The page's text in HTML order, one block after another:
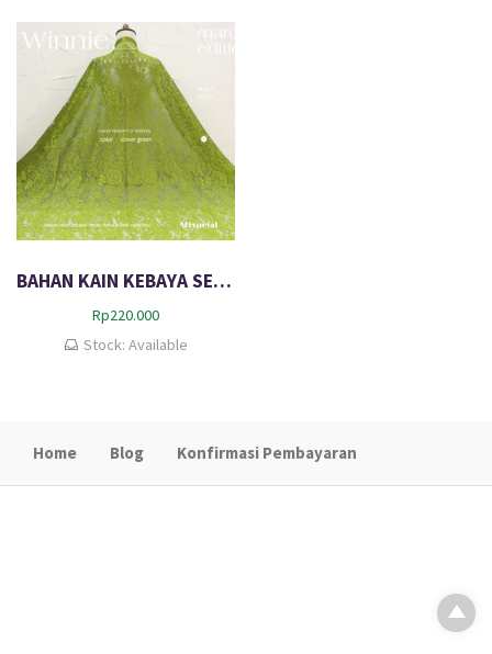
BAHAN KAIN KEBAYA SEMI ITALY WINNIE
Rp220.000
Stock: Available
Home Blog Konfirmasi Pembayaran